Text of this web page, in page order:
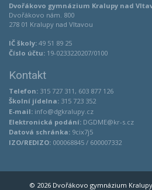
Dvořákovo gymnázium Kralupy nad
Dvořákovo nám. 800
278 01 Kralupy nad Vltavou
IČ školy: 49 51 89 25
Číslo účtu: 19-0233220207/0100
Kontakt
Telefon: 315 727 311, 603 877 126
Školní jídelna: 315 723 352
E-mail: info@dgkralupy.cz
Elektronická podání: DGDME@kr-s.cz
Datová schránka: 9cix7j5
IZO/REDIZO: 000068845 / 600007332
© 2026 Dvořákovo gymnázium